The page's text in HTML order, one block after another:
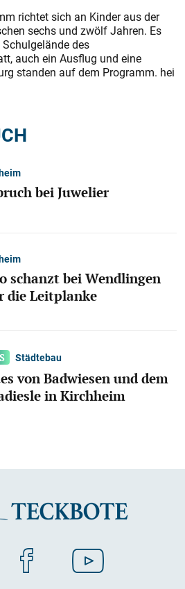
richtet sich an Kinder aus der
sechs und zwölf Jahren. Es
des
auch ein Ausflug und eine
standen auf dem Programm. hei
bei Juwelier
schanzt bei Wendlingen
die Leitplanke
Städtebau
von Badwiesen und dem
in Kirchheim